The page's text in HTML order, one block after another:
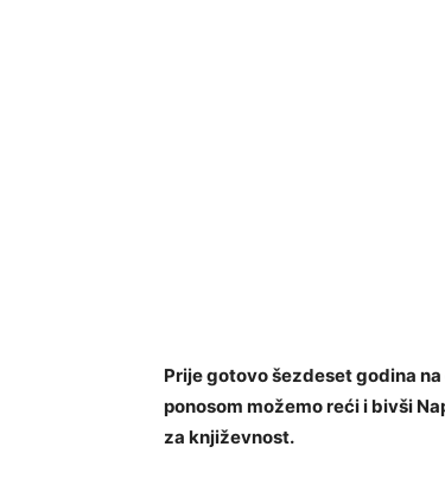
Prije gotovo šezdeset godina
ponosom možemo reći i bivši
za književnost.